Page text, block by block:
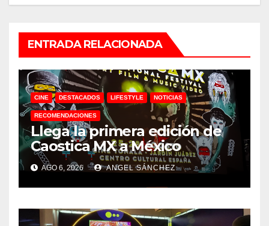
ENTRADA RELACIONADA
CINE DESTACADOS LIFESTYLE NOTICIAS
RECOMENDACIONES
Llega la primera edición de
Caostica MX a México
AGO 6, 2026 ANGEL SÁNCHEZ